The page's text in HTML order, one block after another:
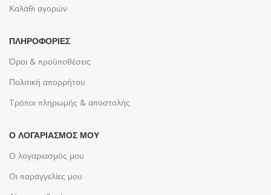
Καλάθι αγορών
ΠΛΗΡΟΦΟΡΊΕΣ
Όροι & προϋποθέσεις
Πολιτική απορρήτου
Τρόποι πληρωμής & αποστολής
Ο ΛΟΓΑΡΙΑΣΜΌΣ ΜΟΥ
Ο λογαριασμός μου
Οι παραγγελίες μου